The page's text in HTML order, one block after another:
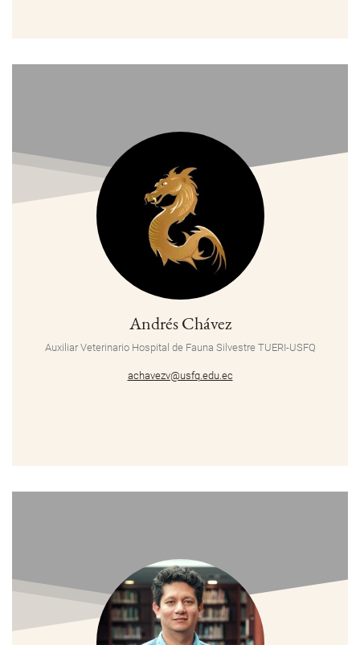
Andrés Chávez
Auxiliar Veterinario Hospital de Fauna Silvestre TUERI-USFQ
achavezv@usfq.edu.ec